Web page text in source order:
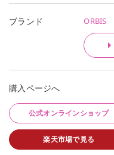
ブランド ORBIS
購入ページへ
公式オンラインショップ
楽天市場で見る